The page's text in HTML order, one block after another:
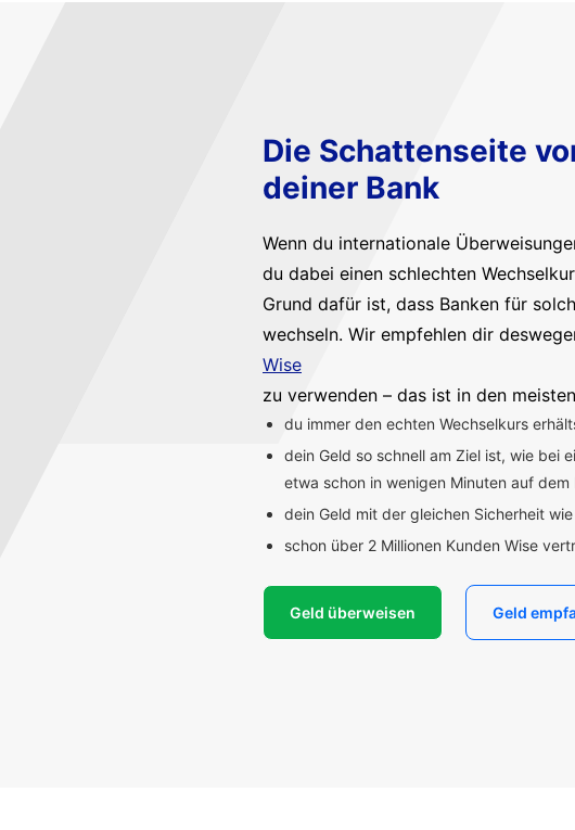
Die Schattenseite
deiner Bank
Wenn du internationale
du dabei einen schlechten
Grund dafür ist, dass Banken für
wechseln. Wir empfehlen dir
Wise
zu verwenden – das ist in den
du immer den echten Wechselkurs
dein Geld so schnell am Ziel ist, wie bei
etwa schon in wenigen Minuten auf
dein Geld mit der gleichen Sicherheit
schon über 2 Millionen Kunden Wise
Geld überweisen Geld